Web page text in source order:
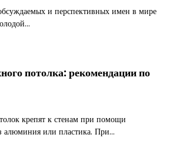
и перспективных имен в мире
потолка: рекомендации по
крепят к стенам при помощи
алюминия или пластика. При…